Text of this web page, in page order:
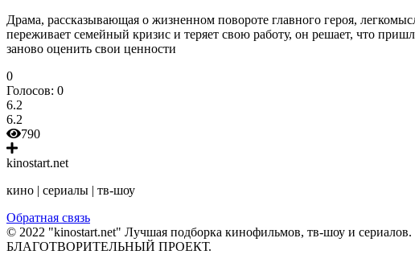
Драма, рассказывающая о жизненном повороте главного героя,
переживает семейный кризис и теряет свою работу, он решает, что
заново оценить свои ценности
0
Голосов: 0
6.2
6.2
790
kinostart.net
кино | сериалы | тв-шоу
Обратная связь
© 2022 "kinostart.net" Лучшая подборка кинофильмов, тв-шоу и сериалов.
БЛАГОТВОРИТЕЛЬНЫЙ ПРОЕКТ.